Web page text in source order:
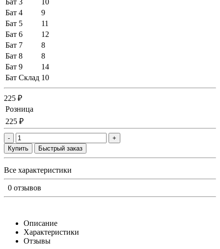
Бат 4
9
Бат 5
11
Бат 6
12
Бат 7
8
Бат 8
8
Бат 9
14
Бат Склад 10
225 ₽
Розница
225 ₽
-
+
Купить
Быстрый заказ
Все характеристики
0 отзывов
Описание
Характеристики
Отзывы